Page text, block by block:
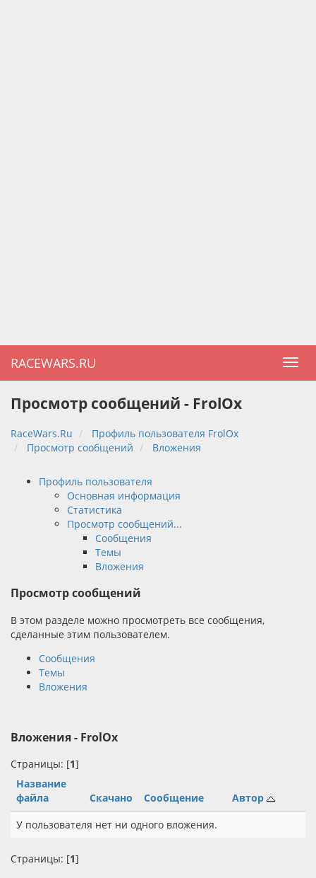
RACEWARS.RU
Просмотр сообщений - FrolOx
RaceWars.Ru
Профиль пользователя FrolOx
Просмотр сообщений
Вложения
Профиль пользователя
Основная информация
Статистика
Просмотр сообщений...
Сообщения
Темы
Вложения
Просмотр сообщений
В этом разделе можно просмотреть все сообщения,
сделанные этим пользователем.
Сообщения
Темы
Вложения
Вложения - FrolOx
Страницы: [1]
Название
файла
Скачано Сообщение
Автор
У пользователя нет ни одного вложения.
Страницы: [1]